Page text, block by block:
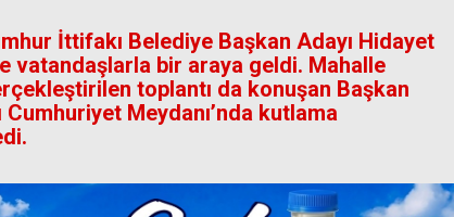
İttifakı Belediye Başkan Adayı Hidayet
vatandaşlarla bir araya geldi. Mahalle
toplantı da konuşan Başkan
Cumhuriyet Meydanı’nda kutlama